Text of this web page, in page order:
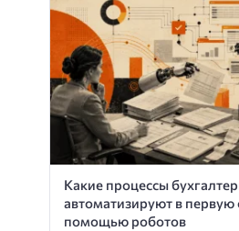
Какие процессы
автоматизируют в первую
помощью роботов